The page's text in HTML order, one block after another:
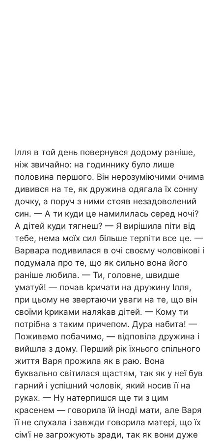
Ілля в той день повернувся додому раніше,
ніж звичайно: на годиннику було лише
половина першого. Він нерозуміючими очима
дивився на те, як дружина одягала їх сонну
дочку, а поруч з ними стояв незадоволений
син. — А ти куди це намилилась серед ночі?
А дітей куди тягнеш? — Я вирішила піти від
тебе, нема моїх сил більше терпіти все це. —
Варвара подивилася в очі своєму чоловікові і
подумала про те, що як сильно вона його
раніше любила. — Ти, головне, швидше
уматуй! — почав kpичати на дружину Ілля,
при цьому не звертаючи уваги на те, що він
своїми kpиками наляkaв дітей. — Кому ти
потрібна з таким причепом. Дypa набита! —
Поживемо побачимо, — відповіла дружина і
вийшла з дому. Перший рік їхнього спільного
життя Варя прожила як в раю. Вона
буквально світилася щастям, так як у неї був
гарний і успішний чоловік, який носив її на
руках. — Ну натерпишся ще ти з цим
красенем — говорила їй іноді мати, але Варя
її не слухала і завжди говорила матері, що їх
сім’ї не загрожують зради, так як вони дуже